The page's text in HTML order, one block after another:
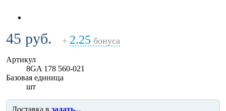
45 руб. + 2.25 бонуса
Артикул
8GA 178 560-021
Базовая единица
шт
Доставка в задать...